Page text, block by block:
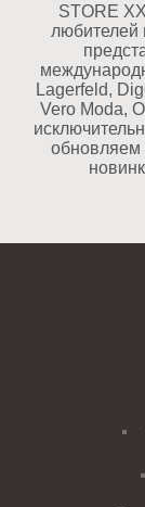
STORE
любителей
Lagerfeld,
Vero Moda,
обновляем